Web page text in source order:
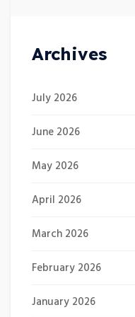
Archives
July 2026
June 2026
May 2026
April 2026
March 2026
February 2026
January 2026